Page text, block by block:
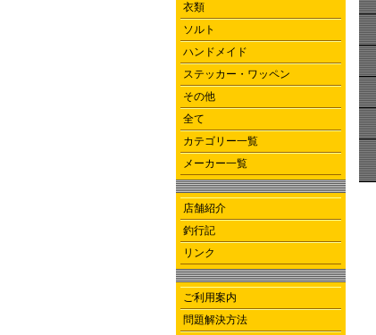
衣類
ソルト
ハンドメイド
ステッカー・ワッペン
その他
全て
カテゴリー一覧
メーカー一覧
店舗紹介
釣行記
リンク
ご利用案内
問題解決方法